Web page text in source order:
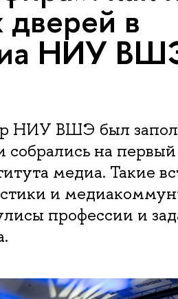
в
НИУ
НИУ ВШЭ был
на
медиа. Такие
и
профессии и